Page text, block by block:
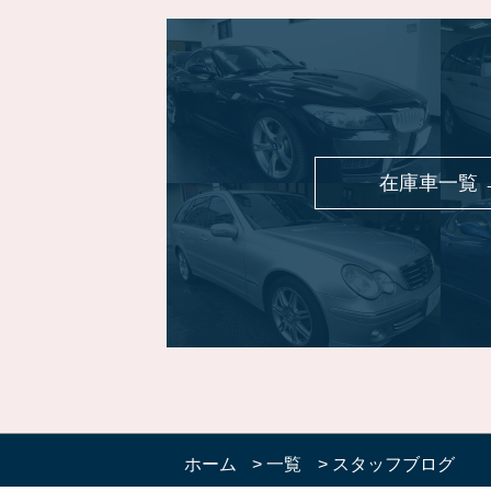
在庫車一覧
ホーム > 一覧 > スタッフブログ